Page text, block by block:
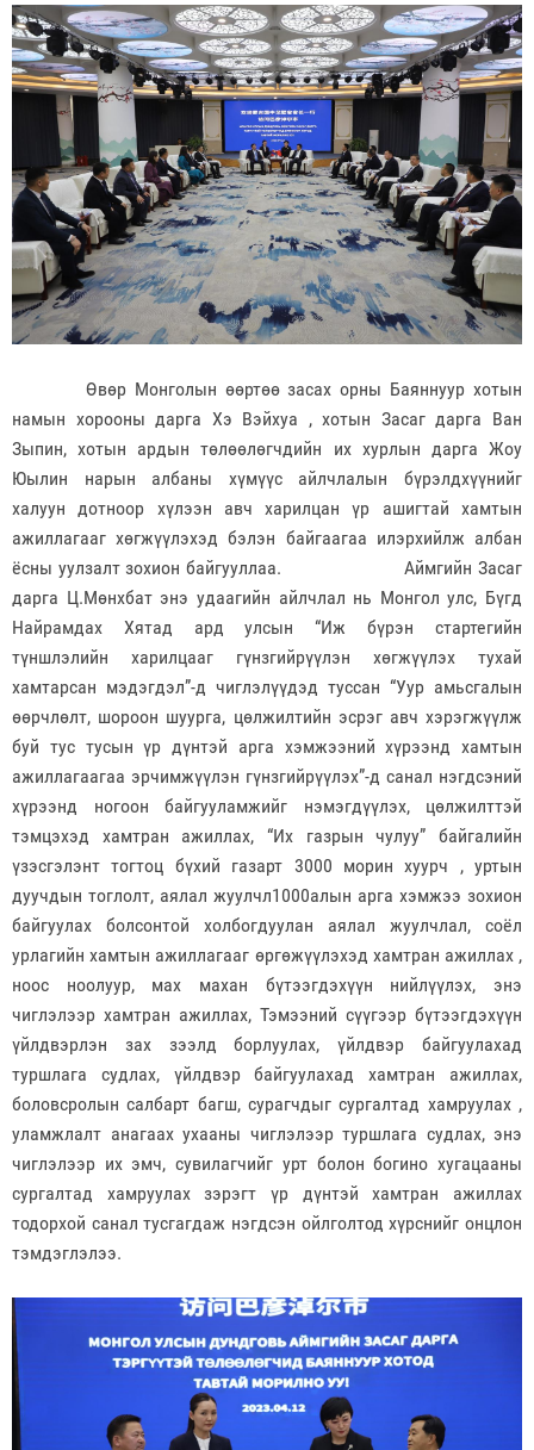
Өвөр Монголын өөртөө засах орны Баяннуур хотын
намын хорооны дарга Хэ Вэйхуа , хотын Засаг дарга Ван
Зыпин, хотын ардын төлөөлөгчдийн их хурлын дарга Жоу
Юылин нарын албаны хүмүүс айлчлалын бүрэлдхүүнийг
халуун дотноор хүлээн авч харилцан үр ашигтай хамтын
ажиллагааг хөгжүүлэхэд бэлэн байгаагаа илэрхийлж албан
ёсны уулзалт зохион байгууллаа. Аймгийн Засаг
дарга Ц.Мөнхбат энэ удаагийн айлчлал нь Монгол улс, Бүгд
Найрамдах Хятад ард улсын “Иж бүрэн стартегийн
түншлэлийн харилцааг гүнзгийрүүлэн хөгжүүлэх тухай
хамтарсан мэдэгдэл”-д чиглэлүүдэд туссан “Уур амьсгалын
өөрчлөлт, шороон шуурга, цөлжилтийн эсрэг авч хэрэгжүүлж
буй тус тусын үр дүнтэй арга хэмжээний хүрээнд хамтын
ажиллагаагаа эрчимжүүлэн гүнзгийрүүлэх”-д санал нэгдсэний
хүрээнд ногоон байгууламжийг нэмэгдүүлэх, цөлжилттэй
тэмцэхэд хамтран ажиллах, “Их газрын чулуу” байгалийн
үзэсгэлэнт тогтоц бүхий газарт 3000 морин хуурч , уртын
дуучдын тоглолт, аялал жуулчл1000алын арга хэмжээ зохион
байгуулах болсонтой холбогдуулан аялал жуулчлал, соёл
урлагийн хамтын ажиллагааг өргөжүүлэхэд хамтран ажиллах ,
ноос ноолуур, мах махан бүтээгдэхүүн нийлүүлэх, энэ
чиглэлээр хамтран ажиллах, Тэмээний сүүгээр бүтээгдэхүүн
үйлдвэрлэн зах зээлд борлуулах, үйлдвэр байгуулахад
туршлага судлах, үйлдвэр байгуулахад хамтран ажиллах,
боловсролын салбарт багш, сурагчдыг сургалтад хамруулах ,
уламжлалт анагаах ухааны чиглэлээр туршлага судлах, энэ
чиглэлээр их эмч, сувилагчийг урт болон богино хугацааны
сургалтад хамруулах зэрэгт үр дүнтэй хамтран ажиллах
тодорхой санал тусгагдаж нэгдсэн ойлголтод хүрснийг онцлон
тэмдэглэлээ.